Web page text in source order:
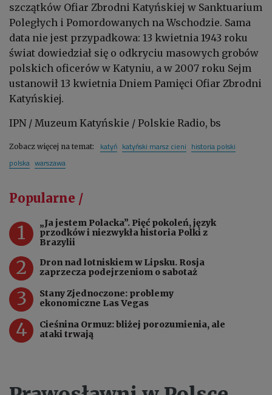
szczątków Ofiar Zbrodni Katyńskiej w Sanktuarium
Poległych i Pomordowanych na Wschodzie. Sama
data nie jest przypadkowa: 13 kwietnia 1943 roku
świat dowiedział się o odkryciu masowych grobów
polskich oficerów w Katyniu, a w 2007 roku Sejm
ustanowił 13 kwietnia Dniem Pamięci Ofiar Zbrodni
Katyńskiej.
IPN / Muzeum Katyńskie / Polskie Radio, bs
Zobacz więcej na temat: katyń katyński marsz cieni historia polski
polska warszawa
Popularne /
1
„Ja jestem Polacka”. Pięć pokoleń, język
przodków i niezwykła historia Polki z
Brazylii
2
Dron nad lotniskiem w Lipsku. Rosja
zaprzecza podejrzeniom o sabotaż
3
Stany Zjednoczone: problemy
ekonomiczne Las Vegas
4
Cieśnina Ormuz: bliżej porozumienia, ale
ataki trwają